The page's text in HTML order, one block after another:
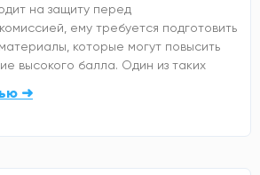
на защиту перед
ему требуется подготовить
которые могут повысить
высокого балла. Один из таких
➜